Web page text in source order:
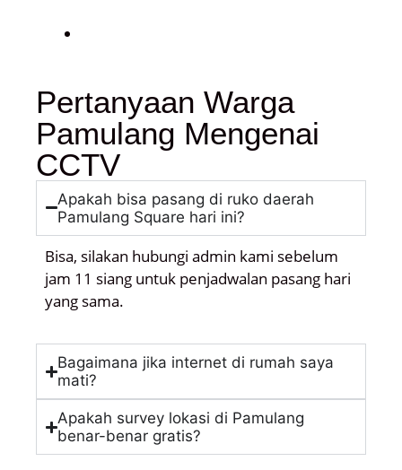
Pertanyaan Warga
Pamulang Mengenai
CCTV
Apakah bisa pasang di ruko daerah
Pamulang Square hari ini?
Bisa, silakan hubungi admin kami sebelum
jam 11 siang untuk penjadwalan pasang hari
yang sama.
Bagaimana jika internet di rumah saya
mati?
Apakah survey lokasi di Pamulang
benar-benar gratis?